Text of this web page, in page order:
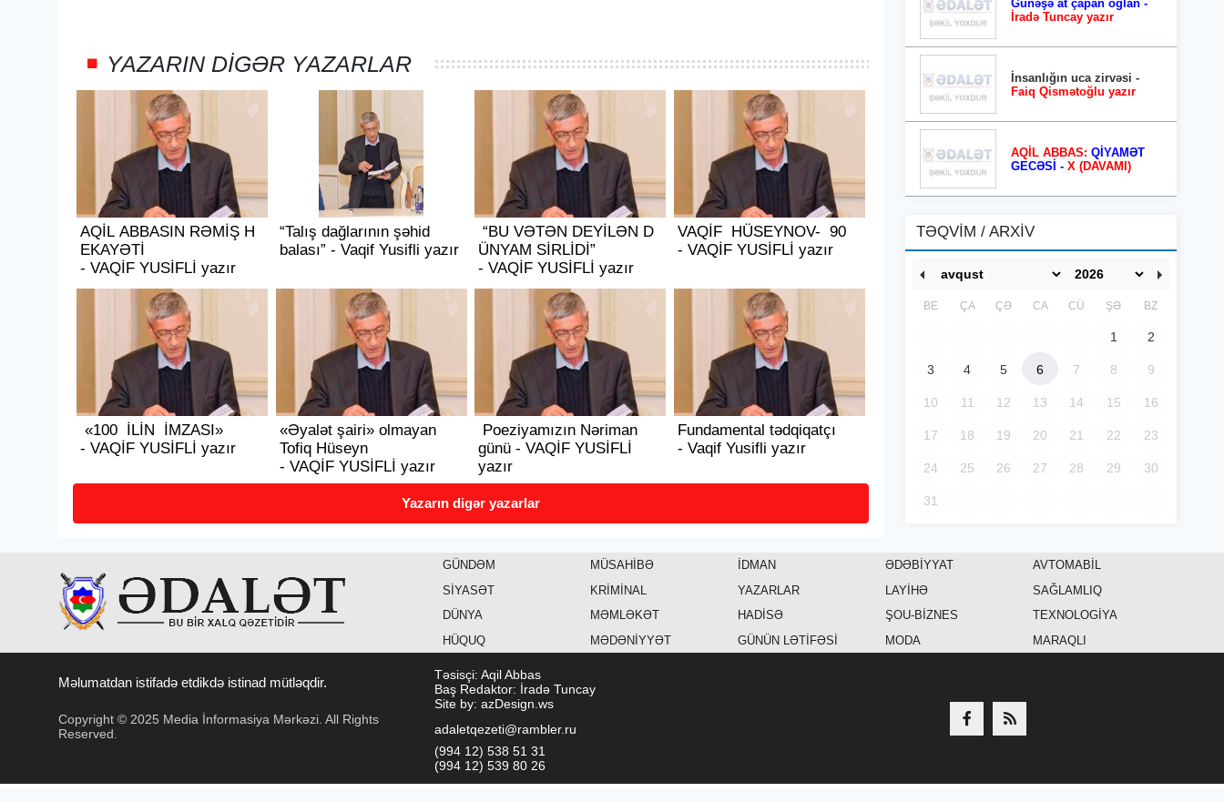
YAZARIN DIGƏR YAZARLAR
AQİL ABBASIN RƏMİŞ H
EKAYƏTİ
- VAQİF YUSİFLİ yazır
“Talış dağlarının şəhid
balası” - Vaqif Yusifli yazır
“BU VƏTƏN DEYİLƏN D
ÜNYAM SİRLİDİ”
- VAQİF YUSİFLİ yazır
VAQİF HÜSEYNOV- 90
- VAQİF YUSİFLİ yazır
«100 İLİN İMZASI»
- VAQİF YUSİFLİ yazır
«Əyalət şairi» olmayan
Tofiq Hüseyn
- VAQİF YUSİFLİ yazır
Poeziyamızın Nəriman
günü - VAQİF YUSİFLİ
yazır
Fundamental tədqiqatçı
- Vaqif Yusifli yazır
Yazarın digər yazarlar
Günəşə at çapan oğlan -
İradə Tuncay yazır
İnsanlığın uca zirvəsi -
Faiq Qismətoğlu yazır
AQİL ABBAS: QİYAMƏT
GECƏSİ - X (DAVAMI)
TƏQVİM / ARXİV
BE ÇA ÇƏ CA CÜ ŞƏ BZ
1 2
3 4 5 6 7 8 9
10 11 12 13 14 15 16
17 18 19 20 21 22 23
24 25 26 27 28 29 30
31
GÜNDƏM
SİYASƏT
DÜNYA
HÜQUQ
MÜSAHİBƏ
KRİMİNAL
MƏMLƏKƏT
MƏDƏNİYYƏT
İDMAN
YAZARLAR
HADİSƏ
GÜNÜN LƏTİFƏSİ
ƏDƏBİYYAT
LAYİHƏ
ŞOU-BİZNES
MODA
AVTOMABİL
SAĞLAMLIQ
TEXNOLOGİYA
MARAQLI
Məlumatdan istifadə etdikdə istinad mütləqdir.
Copyright © 2025 Media İnformasiya Mərkəzi. All Rights
Reserved.
Təsisçi: Aqil Abbas
Baş Redaktor: İradə Tuncay
Site by: azDesign.ws
adaletqezeti@rambler.ru
(994 12) 538 51 31
(994 12) 539 80 26